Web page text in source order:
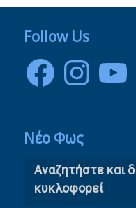
Follow Us
FacebookInstagram
Νέο Φως
Αναζητήστε και
κυκλοφορεί